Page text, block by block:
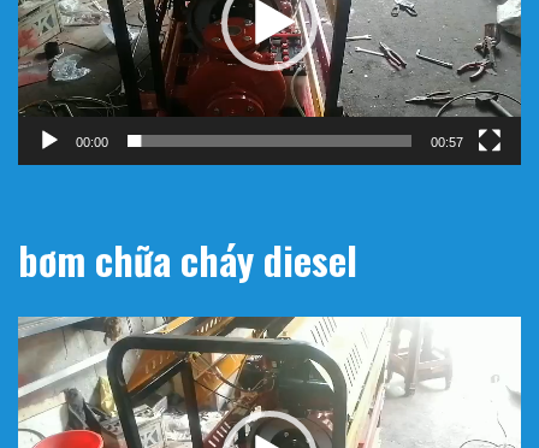
00:00 00:57
bơm chữa cháy diesel
Trình
chơi
Video